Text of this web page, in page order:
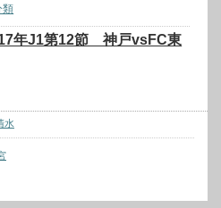
類
年J1第12節 神戸vsFC東
水